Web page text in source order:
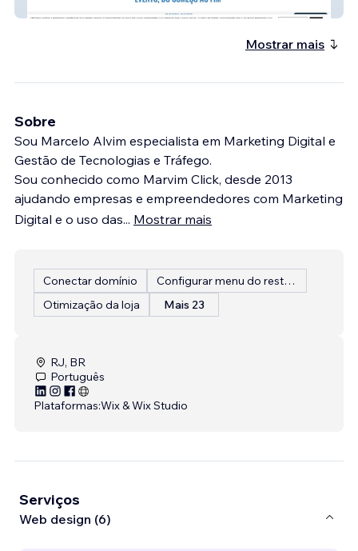
Mostrar mais
Sobre
Sou Marcelo Alvim especialista em Marketing Digital e
Gestão de Tecnologias e Tráfego.
Sou conhecido como Marvim Click, desde 2013
ajudando empresas e empreendedores com Marketing
Digital e o uso das... Mostrar mais
Conectar domínio
Configurar menu do restaurante
Otimização da loja
Mais 23
RJ, BR
Português
Plataformas:Wix & Wix Studio
Serviços
Web design (6)